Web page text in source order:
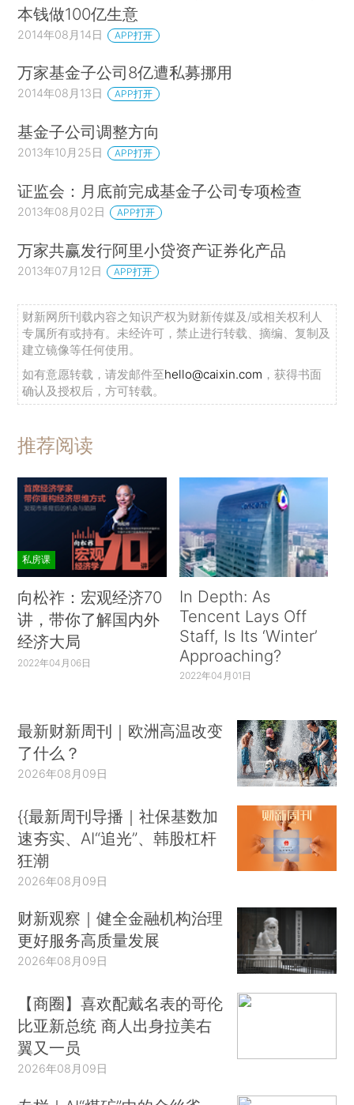
本钱做100亿生意
2014年08月14日 APP打开
万家基金子公司8亿遭私募挪用
2014年08月13日 APP打开
基金子公司调整方向
2013年10月25日 APP打开
证监会：月底前完成基金子公司专项检查
2013年08月02日 APP打开
万家共赢发行阿里小贷资产证券化产品
2013年07月12日 APP打开
财新网所刊载内容之知识产权为财新传媒及/或相关权利人
专属所有或持有。未经许可，禁止进行转载、摘编、复制及
建立镜像等任何使用。
如有意愿转载，请发邮件至hello@caixin.com ，获得书面
确认及授权后，方可转载。
推荐阅读
私房课
向松祚：宏观经济70
讲，带你了解国内外
经济大局
2022年04月06日
In Depth: As
Tencent Lays Off
Staff, Is Its ‘Winter’
Approaching?
2022年04月01日
最新财新周刊｜欧洲高温改变
了什么？
2026年08月09日
{{最新周刊导播｜社保基数加
速夯实、AI“追光”、韩股杠杆
狂潮
2026年08月09日
财新观察｜健全金融机构治理
更好服务高质量发展
2026年08月09日
【商圈】喜欢配戴名表的哥伦
比亚新总统 商人出身拉美右
翼又一员
2026年08月09日